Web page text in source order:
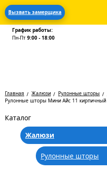
Вызвать замерщика
График работы:
Пн-Пт 9:00 - 18:00
Главная Жалюзи Рулонные шторы
Рулонные шторы Мини Айс 11 кирпичный
Каталог
Жалюзи
Рулонные шторы